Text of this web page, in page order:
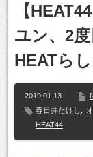
【
ユン、2
HEATら
2019.01.13
春日井たけし
HEAT44